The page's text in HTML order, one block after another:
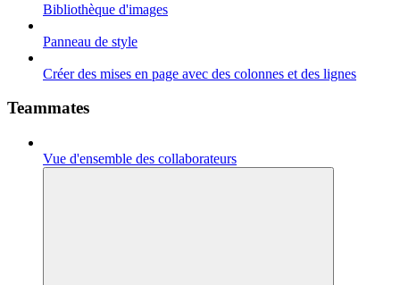
Bibliothèque d'images
Panneau de style
Créer des mises en page avec des colonnes et des lignes
Teammates
Vue d'ensemble des collaborateurs